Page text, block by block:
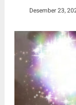
Desember 23,